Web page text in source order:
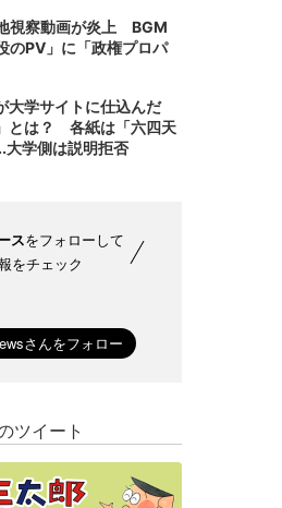
視察動画が炎上 BGM
のPV」に「政権プロパ
大学サイトに仕込んだ
とは？ 各紙は「六四天
大学側は説明拒否
スをフォローして
をチェック
ツイート